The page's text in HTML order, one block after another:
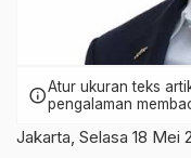
infoAtur ukuran teks
pengalaman
Jakarta, Selasa 18 Mei